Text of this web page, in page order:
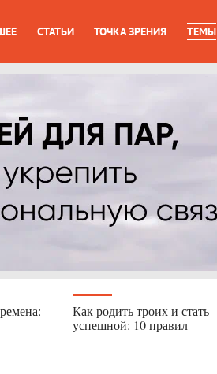
СТАТЬИ ТОЧКА ЗРЕНИЯ ТЕМЫ
Как родить троих и стать
успешной: 10 правил